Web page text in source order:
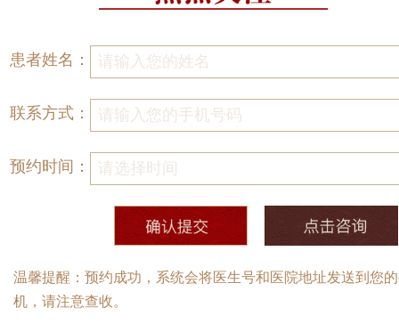
患者姓名：
联系方式：
预约时间：
温馨提醒：预约成功，系统会将医生号和医院地址发送到您
机，请注意查收。